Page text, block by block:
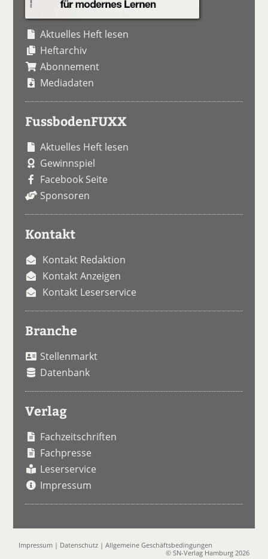
Aktuelles Heft lesen
Heftarchiv
Abonnement
Mediadaten
FussbodenFUXX
Aktuelles Heft lesen
Gewinnspiel
Facebook Seite
Sponsoren
Kontakt
Kontakt Redaktion
Kontakt Anzeigen
Kontakt Leserservice
Branche
Stellenmarkt
Datenbank
Verlag
Fachzeitschriften
Fachpresse
Leserservice
Impressum
Impressum | Datenschutz |Allgemeine Geschäftsbedingungen
© SN-Verlag Hamburg 2026